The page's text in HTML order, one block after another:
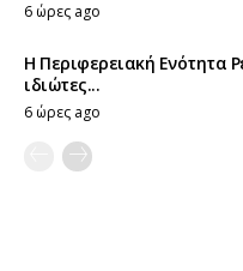
6 ώρες ago
Η Περιφερειακή Ενότητα
ιδιώτες...
6 ώρες ago